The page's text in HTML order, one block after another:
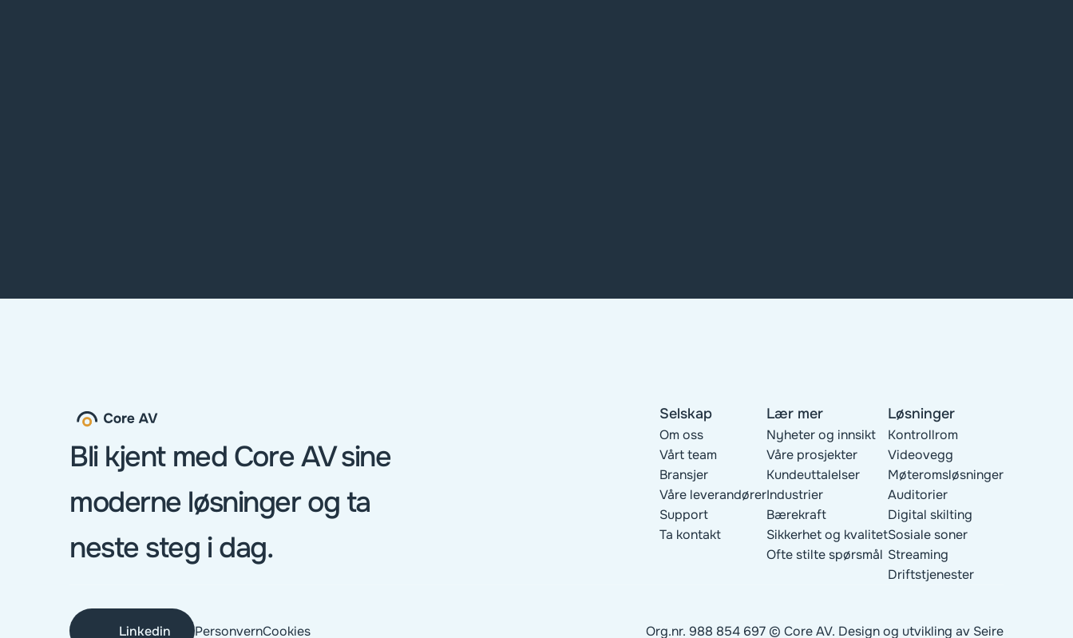
Bli kjent med Core AV sine
moderne løsninger og ta
neste steg i dag.
Selskap
Om oss
Vårt team
Bransjer
Våre leverandører
Support
Ta kontakt
Lær mer
Nyheter og innsikt
Våre prosjekter
Kundeuttalelser
Industrier
Bærekraft
Sikkerhet og kvalitet
Ofte stilte spørsmål
Løsninger
Kontrollrom
Videovegg
Møteromsløsninger
Auditorier
Digital skilting
Sosiale soner
Streaming
Driftstjenester
Linkedin PersonvernCookies Org.nr. 988 854 697 © Core AV. Design og utvikling av Seire